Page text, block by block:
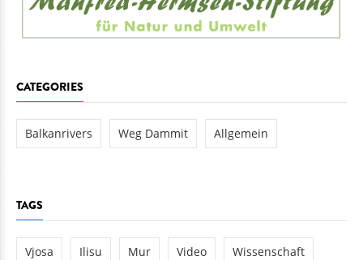
CATEGORIES
Balkanrivers Weg Dammit Allgemein
TAGS
Vjosa Ilisu Mur Video Wissenschaft